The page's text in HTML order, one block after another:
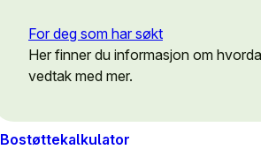
For deg som har søkt
Her finner du informasjon om
vedtak med mer.
Bostøttekalkulator